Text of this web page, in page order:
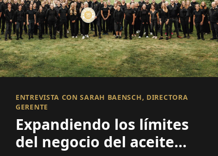
ENTREVISTA CON SARAH BAENSCH, DIRECTORA
GERENTE
Expandiendo los límites
del negocio del aceite